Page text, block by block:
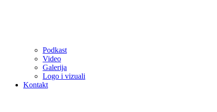
Podkast
Video
Galerija
Logo i vizuali
Kontakt